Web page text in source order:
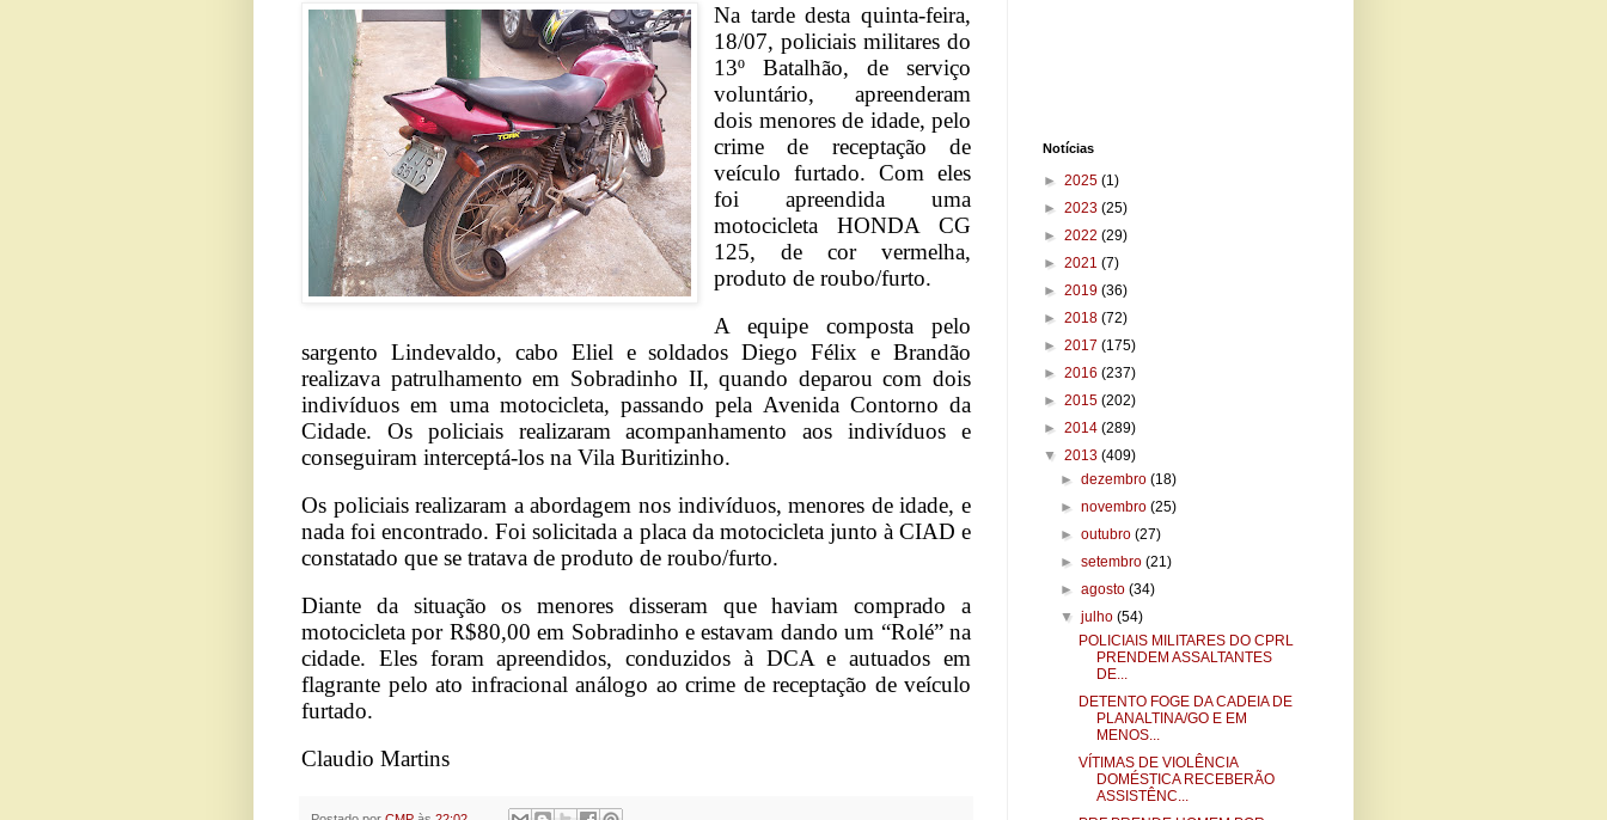
Na tarde desta quinta-feira,
18/07, policiais militares do
13º Batalhão, de serviço
voluntário, apreenderam
dois menores de idade, pelo
crime de receptação de
veículo furtado. Com eles
foi apreendida uma
motocicleta HONDA CG
125, de cor vermelha,
produto de roubo/furto.
A equipe composta pelo
sargento Lindevaldo, cabo Eliel e soldados Diego Félix e Brandão
realizava patrulhamento em Sobradinho II, quando deparou com dois
indivíduos em uma motocicleta, passando pela Avenida Contorno da
Cidade. Os policiais realizaram acompanhamento aos indivíduos e
conseguiram interceptá-los na Vila Buritizinho.
Os policiais realizaram a abordagem nos indivíduos, menores de idade, e
nada foi encontrado. Foi solicitada a placa da motocicleta junto à CIAD e
constatado que se tratava de produto de roubo/furto.
Diante da situação os menores disseram que haviam comprado a
motocicleta por R$80,00 em Sobradinho e estavam dando um “Rolé” na
cidade. Eles foram apreendidos, conduzidos à DCA e autuados em
flagrante pelo ato infracional análogo ao crime de receptação de veículo
furtado.
Claudio Martins
Notícias
► 2025 (1)
► 2023 (25)
► 2022 (29)
► 2021 (7)
► 2019 (36)
► 2018 (72)
► 2017 (175)
► 2016 (237)
► 2015 (202)
► 2014 (289)
▼ 2013 (409)
►dezembro(18)
►novembro(25)
►outubro(27)
►setembro(21)
►agosto(34)
▼julho(54)
POLICIAIS MILITARES DO CPRL
PRENDEM ASSALTANTES
DE...
DETENTO FOGE DA CADEIA DE
PLANALTINA/GO E EM
MENOS...
VÍTIMAS DE VIOLÊNCIA
DOMÉSTICA RECEBERÃO
ASSISTÊNC...